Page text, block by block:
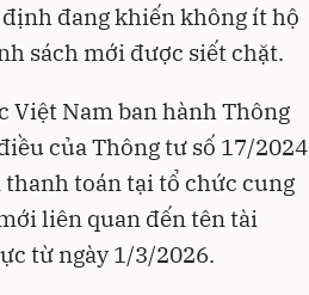
đang khiến không ít hộ
sách mới được siết chặt.
Việt Nam ban hành Thông
của Thông tư số 17/2024
toán tại tổ chức cung
liên quan đến tên tài
từ ngày 1/3/2026.